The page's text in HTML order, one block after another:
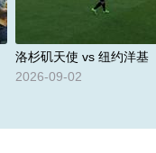
洛杉矶天使 vs 纽约洋基
2026-09-02